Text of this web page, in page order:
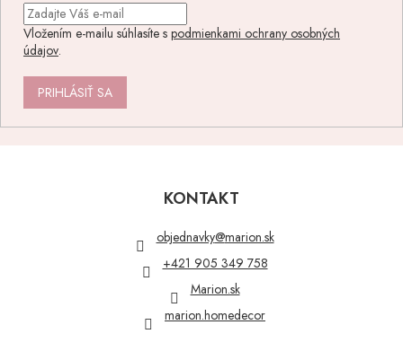
Vložením e-mailu súhlasíte s podmienkami ochrany osobných
údajov.
PRIHLÁSIŤ SA
KONTAKT
objednavky@marion.sk
+421 905 349 758
Marion.sk
marion.homedecor